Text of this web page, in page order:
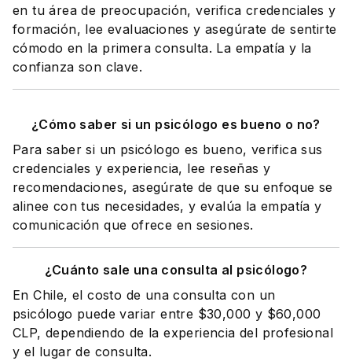
en tu área de preocupación, verifica credenciales y
formación, lee evaluaciones y asegúrate de sentirte
cómodo en la primera consulta. La empatía y la
confianza son clave.
¿Cómo saber si un psicólogo es bueno o no?
Para saber si un psicólogo es bueno, verifica sus
credenciales y experiencia, lee reseñas y
recomendaciones, asegúrate de que su enfoque se
alinee con tus necesidades, y evalúa la empatía y
comunicación que ofrece en sesiones.
¿Cuánto sale una consulta al psicólogo?
En Chile, el costo de una consulta con un
psicólogo puede variar entre $30,000 y $60,000
CLP, dependiendo de la experiencia del profesional
y el lugar de consulta.